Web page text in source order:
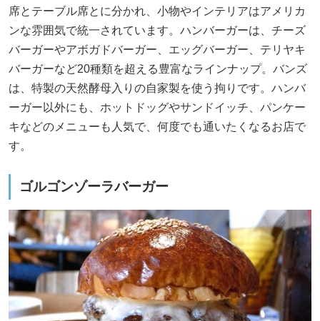
席とテーブル席とに分かれ、小物やインテリアはアメリカ
ンな雰囲気で統一されています。ハンバーガーは、チーズ
バーガーやアボガドバーガー、エッグバーガー、テリヤキ
バーガーなど20種類を超える豊富なラインナップ。バンズ
は、特製の天然酵母入りの自家製を使う拘りです。ハンバ
ーガー以外にも、ホットドッグやサンドイッチ、パンケー
キなどのメニューも人気で、何度でも通いたくなるお店で
す。
ゴルゴンゾーラバーガー